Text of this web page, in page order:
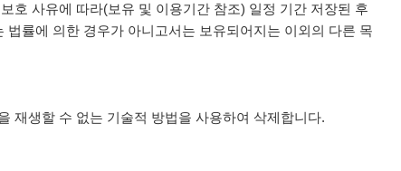
호 사유에 따라(보유 및 이용기간 참조) 일정 기간 저장된 후
률에 의한 경우가 아니고서는 보유되어지는 이외의 다른 목
재생할 수 없는 기술적 방법을 사용하여 삭제합니다.